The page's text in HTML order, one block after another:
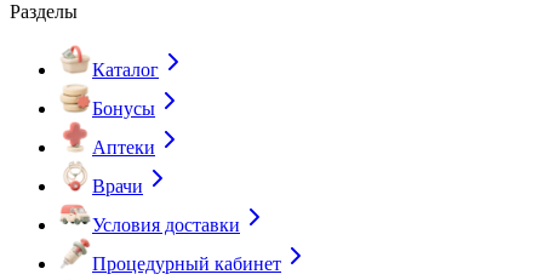
Разделы
Каталог
Бонусы
Аптеки
Врачи
Условия доставки
Процедурный кабинет